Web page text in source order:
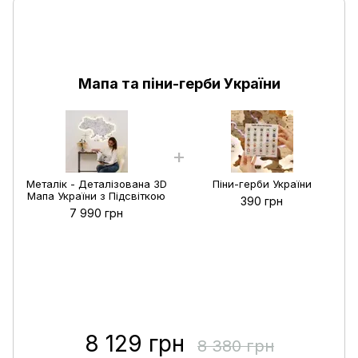
Мапа та піни-герби України
Металік - Деталізована 3D
Мапа України з Підсвіткою
7 990 грн
Піни-герби України
390 грн
8 129 грн 8 380 грн